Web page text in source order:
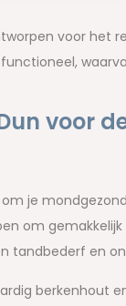
voor het
voor
je
om
tandbederf en
berkenhout